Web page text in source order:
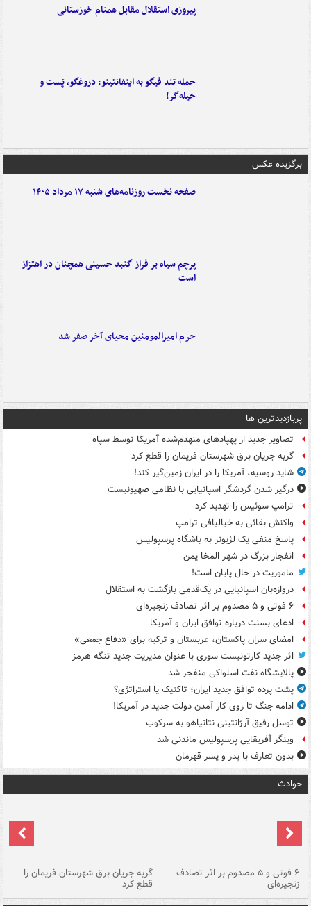
پیروزی استقلال مقابل همنام خوزستانی
حمله تند فیگو به اینفانتینو: دروغگو، پَست‌ و
حیله‌گر!
برگزیده عکس
صفحه نخست روزنامه‌های شنبه ۱۷ مرداد ۱۴۰۵
پرچم سیاه بر فراز گنبد حسینی همچنان در اهتزاز
است
حرم امیرالمومنین محیای آخر صفر شد
پربازدیدترین ها
تصاویر جدید از پهپادهای منهدم‌شده آمریکا توسط سپاه
گربه جریان برق شهرستان فریمان را قطع کرد
شاید روسیه، آمریکا را در ایران زمین‌گیر کند!
درگیر شدن گردشگر اسپانیایی با نظامی صهیونیست
ترامپ سوئیس را تهدید کرد
واکنش بقائی به خیالبافی ترامپ
پاسخ منفی یک لژیونر به باشگاه پرسپولیس
انفجار بزرگ در شهر المخا یمن
ماموریت در حال پایان است!
دروازه‌بان اسپانیایی در یک‌قدمی بازگشت به استقلال
۶ فوتی و ۵ مصدوم بر اثر تصادف زنجیره‌ای
ادعای بسنت درباره توافق ایران و آمریکا
امضای سران پاکستان، عربستان و ترکیه برای «دفاع جمعی»
اثر جدید کارتونیست سوری با عنوان مدیریت جدید تنگه هرمز
پالایشگاه نفت اسلواکی منفجر شد
پشت پرده توافق جدید ایران؛ تاکتیک یا استراتژی؟
ادامه جنگ تا روی کار آمدن دولت جدید در آمریکا!
توسل رفیق آرژانتینی نتانیاهو به سرکوب
وینگر آفریقایی پرسپولیس ماندنی شد
بدون تعارف با پدر و پسر قهرمان
حوادث
۶ فوتی و ۵ مصدوم بر اثر تصادف
زنجیره‌ای
گربه جریان برق شهرستان فریمان را
قطع کرد